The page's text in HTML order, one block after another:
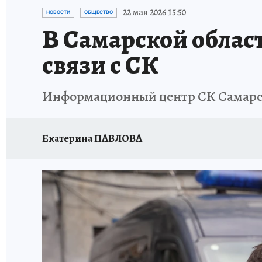
НАДЕЖНЫЕ РАБОТОДАТЕЛИ
НОВЫЙ ГОД В САМАРЕ КП В МАХ
КУЙБЫШЕВ - ФРОНТУ
ЗАПОВЕДНАЯ РОССИЯ СЧАСТЬЕ В СЕМЬЕ
НОВОСТИ ОБЩЕСТВО 22 мая 2026 15:50
В Самарской
связи с СК
Информационный центр СК
Екатерина ПАВЛОВА